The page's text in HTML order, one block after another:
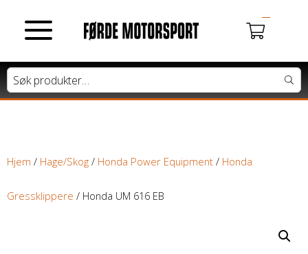
MOTORSYKLER
Lett motorsykkel
Moped / Scooter
Hjem / Hage/Skog / Honda Power Equipment / Honda
Gressklippere / Honda UM 616 EB